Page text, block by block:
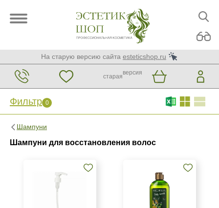
На старую версию сайта esteticshop.ru
старая
версия
Фильтр 0
Шампуни
Шампуни для восстановления волос
Фильтр 0